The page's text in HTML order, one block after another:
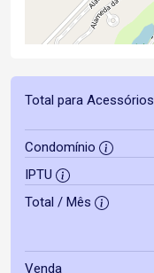
Total para Acessórios
Condomínio
IPTU
Total / Mês
Venda